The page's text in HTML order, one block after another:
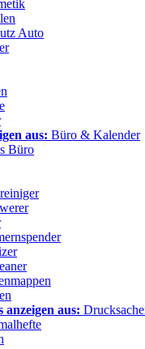
Auto
aus: Büro & Kalender
Büro
anzeigen aus: